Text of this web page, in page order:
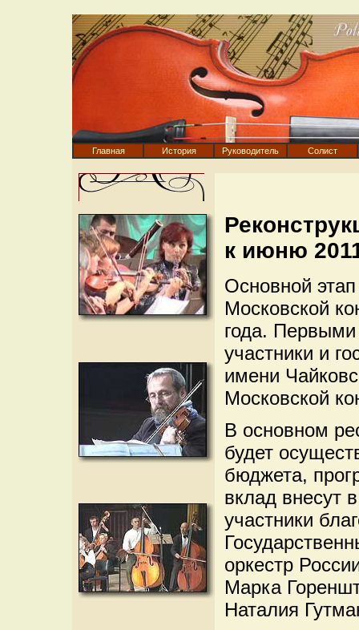
Главная История Руководитель Солист
к июню
Основной
Московской
года. Первыми
участники и
имени
Московской
В основном
будет
бюджета,
вклад внесут
участники
оркестр
Марка
Наталия